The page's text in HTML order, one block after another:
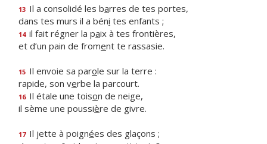
13 Il a consolidé les barres de tes portes,
dans tes murs il a béni tes enfants ;
14 il fait régner la paix à tes frontières,
et d’un pain de froment te rassasie.
15 Il envoie sa parole sur la terre :
rapide, son verbe la parcourt.
16 Il étale une toison de neige,
il sème une poussière de givre.
17 Il jette à poignées des glaçons ;